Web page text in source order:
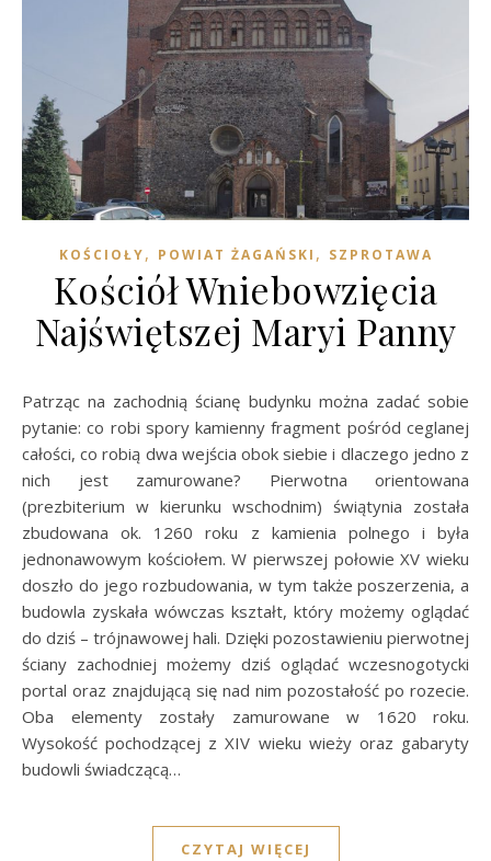
KOŚCIOŁY, POWIAT ŻAGAŃSKI , SZPROTAWA
Kościół Wniebowzięcia
Najświętszej Maryi Panny
Patrząc na zachodnią ścianę budynku można zadać sobie
pytanie: co robi spory kamienny fragment pośród ceglanej
całości, co robią dwa wejścia obok siebie i dlaczego jedno z
nich jest zamurowane? Pierwotna orientowana
(prezbiterium w kierunku wschodnim) świątynia została
zbudowana ok. 1260 roku z kamienia polnego i była
jednonawowym kościołem. W pierwszej połowie XV wieku
doszło do jego rozbudowania, w tym także poszerzenia, a
budowla zyskała wówczas kształt, który możemy oglądać
do dziś – trójnawowej hali. Dzięki pozostawieniu pierwotnej
ściany zachodniej możemy dziś oglądać wczesnogotycki
portal oraz znajdującą się nad nim pozostałość po rozecie.
Oba elementy zostały zamurowane w 1620 roku.
Wysokość pochodzącej z XIV wieku wieży oraz gabaryty
budowli świadczącą…
CZYTAJ WIĘCEJ